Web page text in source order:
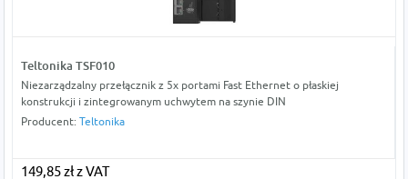
Teltonika TSF010
Niezarządzalny przełącznik z 5x portami Fast Ethernet o płaskiej
konstrukcji i zintegrowanym uchwytem na szynie DIN
Producent: Teltonika
149,85 zł z VAT